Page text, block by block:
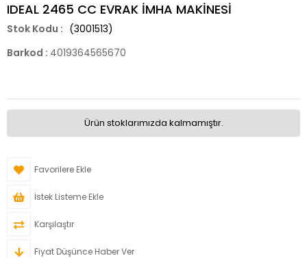
IDEAL 2465 CC EVRAK İMHA MAKİNESİ
(3001513)
Barkod : 4019364565670
Ürün stoklarımızda kalmamıştır.
Favorilere Ekle
İstek Listeme Ekle
Karşılaştır
Fiyat Düşünce Haber Ver